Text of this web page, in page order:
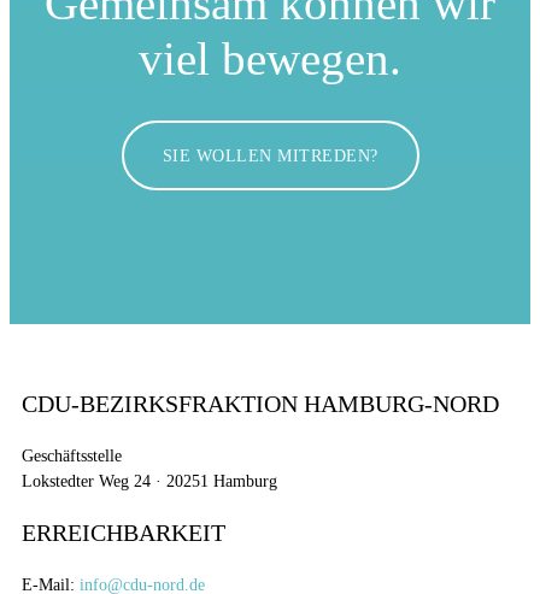
viel bewegen.
SIE WOLLEN MITREDEN?
CDU-BEZIRKSFRAKTION HAMBURG-NORD
Geschäftsstelle
Lokstedter Weg 24 · 20251 Hamburg
ERREICHBARKEIT
E-Mail: info@cdu-nord.de